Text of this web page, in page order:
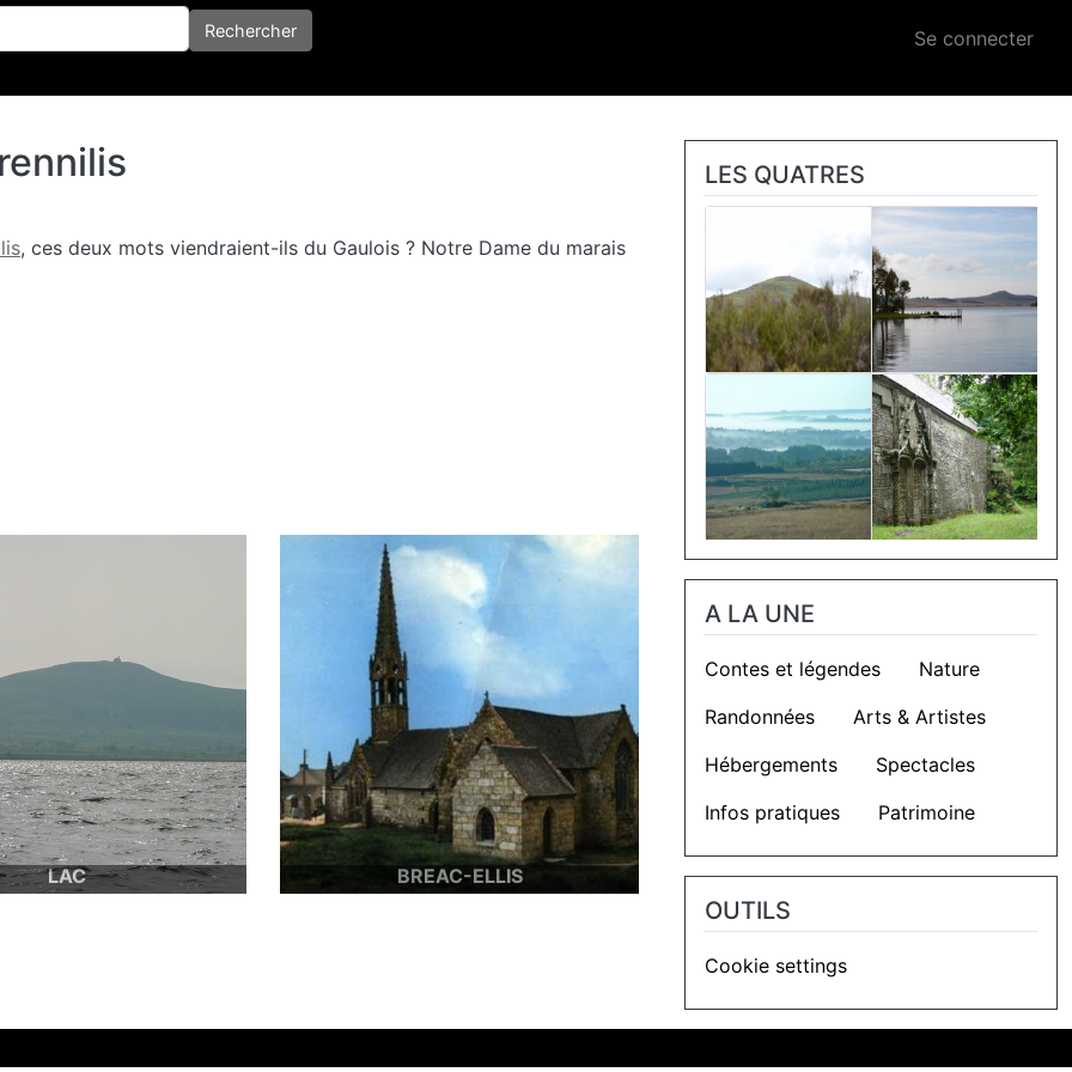
Rechercher Menu
Se connecter
, ces deux mots viendraient-ils du Gaulois ? Notre Dame du marais
LAC
BREAC-ELLIS
LES QUATRES
Image
Image
A LA UNE
Contes et légendes
Nature
Randonnées
Arts & Artistes
Hébergements
Spectacles
Infos pratiques
Patrimoine
OUTILS
Cookie settings